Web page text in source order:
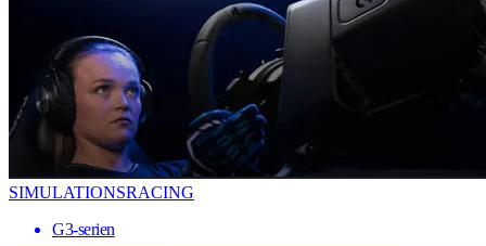
SIMULATIONSRACING
G3-serien